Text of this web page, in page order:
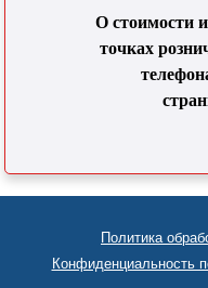
О стоимости
точках
Политика
Конфиденциальность